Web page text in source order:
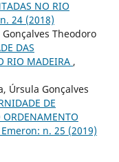
NO RIO
24 (2018)
Theodoro
DAS
RIO MADEIRA ,
Úrsula Gonçalves
DE
n. 25 (2019)